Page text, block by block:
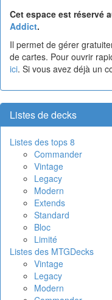
Cet espace est réservé
Addict.
Il permet de gérer
de cartes. Pour ouvrir
ici. Si vous avez déjà un
Listes de decks
Listes des tops 8
Commander
Vintage
Legacy
Modern
Extends
Standard
Bloc
Limité
Listes des MTGDecks
Vintage
Legacy
Modern